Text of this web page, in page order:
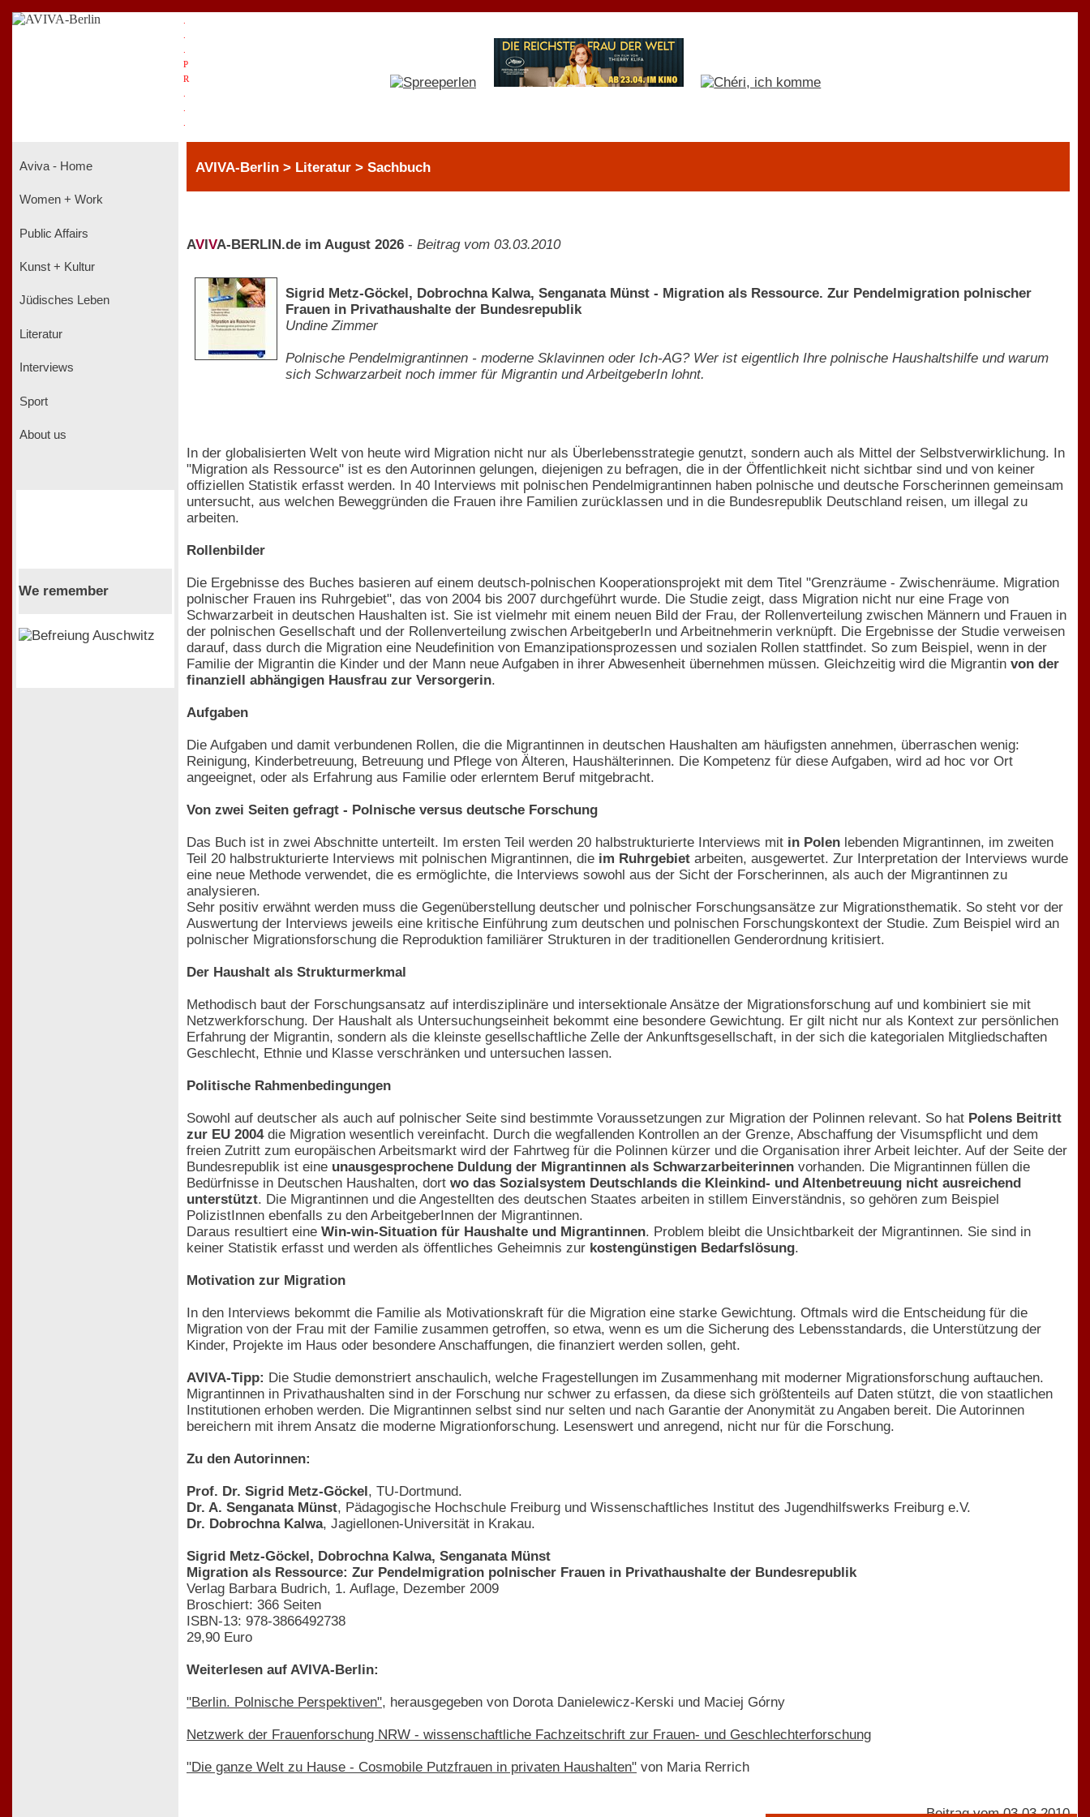
P
R
Aviva - Home
Women + Work
Public Affairs
Kunst + Kultur
Jüdisches Leben
Literatur
Interviews
Sport
About us
We remember
AVIVA-Berlin > Literatur > Sachbuch
AV VA-BERLIN.de im August 2026 - Beitrag vom 03.03.2010
Sigrid Metz-Göckel, Dobrochna Kalwa, Senganata Münst - Migration als Ressource. Zur Pendelmigration polnischer
Frauen in Privathaushalte der Bundesrepublik
Undine Zimmer
Polnische Pendelmigrantinnen - moderne Sklavinnen oder Ich-AG? Wer ist eigentlich Ihre polnische Haushaltshilfe und warum
sich Schwarzarbeit noch immer für Migrantin und ArbeitgeberIn lohnt.
In der globalisierten Welt von heute wird Migration nicht nur als Überlebensstrategie genutzt, sondern auch als Mittel der Selbstverwirklichung. In
"Migration als Ressource" ist es den Autorinnen gelungen, diejenigen zu befragen, die in der Öffentlichkeit nicht sichtbar sind und von keiner
offiziellen Statistik erfasst werden. In 40 Interviews mit polnischen Pendelmigrantinnen haben polnische und deutsche Forscherinnen gemeinsam
untersucht, aus welchen Beweggründen die Frauen ihre Familien zurücklassen und in die Bundesrepublik Deutschland reisen, um illegal zu
arbeiten.
Rollenbilder
Die Ergebnisse des Buches basieren auf einem deutsch-polnischen Kooperationsprojekt mit dem Titel "Grenzräume - Zwischenräume. Migration
polnischer Frauen ins Ruhrgebiet", das von 2004 bis 2007 durchgeführt wurde. Die Studie zeigt, dass Migration nicht nur eine Frage von
Schwarzarbeit in deutschen Haushalten ist. Sie ist vielmehr mit einem neuen Bild der Frau, der Rollenverteilung zwischen Männern und Frauen in
der polnischen Gesellschaft und der Rollenverteilung zwischen ArbeitgeberIn und Arbeitnehmerin verknüpft. Die Ergebnisse der Studie verweisen
darauf, dass durch die Migration eine Neudefinition von Emanzipationsprozessen und sozialen Rollen stattfindet. So zum Beispiel, wenn in der
Familie der Migrantin die Kinder und der Mann neue Aufgaben in ihrer Abwesenheit übernehmen müssen. Gleichzeitig wird die Migrantin von der
finanziell abhängigen Hausfrau zur Versorgerin.
Aufgaben
Die Aufgaben und damit verbundenen Rollen, die die Migrantinnen in deutschen Haushalten am häufigsten annehmen, überraschen wenig:
Reinigung, Kinderbetreuung, Betreuung und Pflege von Älteren, Haushälterinnen. Die Kompetenz für diese Aufgaben, wird ad hoc vor Ort
angeeignet, oder als Erfahrung aus Familie oder erlerntem Beruf mitgebracht.
Von zwei Seiten gefragt - Polnische versus deutsche Forschung
Das Buch ist in zwei Abschnitte unterteilt. Im ersten Teil werden 20 halbstrukturierte Interviews mit in Polen lebenden Migrantinnen, im zweiten
Teil 20 halbstrukturierte Interviews mit polnischen Migrantinnen, die im Ruhrgebiet arbeiten, ausgewertet. Zur Interpretation der Interviews wurde
eine neue Methode verwendet, die es ermöglichte, die Interviews sowohl aus der Sicht der Forscherinnen, als auch der Migrantinnen zu
analysieren.
Sehr positiv erwähnt werden muss die Gegenüberstellung deutscher und polnischer Forschungsansätze zur Migrationsthematik. So steht vor der
Auswertung der Interviews jeweils eine kritische Einführung zum deutschen und polnischen Forschungskontext der Studie. Zum Beispiel wird an
polnischer Migrationsforschung die Reproduktion familiärer Strukturen in der traditionellen Genderordnung kritisiert.
Der Haushalt als Strukturmerkmal
Methodisch baut der Forschungsansatz auf interdisziplinäre und intersektionale Ansätze der Migrationsforschung auf und kombiniert sie mit
Netzwerkforschung. Der Haushalt als Untersuchungseinheit bekommt eine besondere Gewichtung. Er gilt nicht nur als Kontext zur persönlichen
Erfahrung der Migrantin, sondern als die kleinste gesellschaftliche Zelle der Ankunftsgesellschaft, in der sich die kategorialen Mitgliedschaften
Geschlecht, Ethnie und Klasse verschränken und untersuchen lassen.
Politische Rahmenbedingungen
Sowohl auf deutscher als auch auf polnischer Seite sind bestimmte Voraussetzungen zur Migration der Polinnen relevant. So hat Polens Beitritt
zur EU 2004die Migration wesentlich vereinfacht. Durch die wegfallenden Kontrollen an der Grenze, Abschaffung der Visumspflicht und dem
freien Zutritt zum europäischen Arbeitsmarkt wird der Fahrtweg für die Polinnen kürzer und die Organisation ihrer Arbeit leichter. Auf der Seite der
Bundesrepublik ist eine unausgesprochene Duldung der Migrantinnen als Schwarzarbeiterinnen vorhanden. Die Migrantinnen füllen die
Bedürfnisse in Deutschen Haushalten, dort wo das Sozialsystem Deutschlands die Kleinkind- und Altenbetreuung nicht ausreichend
unterstützt. Die Migrantinnen und die Angestellten des deutschen Staates arbeiten in stillem Einverständnis, so gehören zum Beispiel
PolizistInnen ebenfalls zu den ArbeitgeberInnen der Migrantinnen.
Daraus resultiert eine Win-win-Situation für Haushalte und Migrantinnen. Problem bleibt die Unsichtbarkeit der Migrantinnen. Sie sind in
keiner Statistik erfasst und werden als öffentliches Geheimnis zur kostengünstigen Bedarfslösung.
Motivation zur Migration
In den Interviews bekommt die Familie als Motivationskraft für die Migration eine starke Gewichtung. Oftmals wird die Entscheidung für die
Migration von der Frau mit der Familie zusammen getroffen, so etwa, wenn es um die Sicherung des Lebensstandards, die Unterstützung der
Kinder, Projekte im Haus oder besondere Anschaffungen, die finanziert werden sollen, geht.
AVIVA-Tipp: Die Studie demonstriert anschaulich, welche Fragestellungen im Zusammenhang mit moderner Migrationsforschung auftauchen.
Migrantinnen in Privathaushalten sind in der Forschung nur schwer zu erfassen, da diese sich größtenteils auf Daten stützt, die von staatlichen
Institutionen erhoben werden. Die Migrantinnen selbst sind nur selten und nach Garantie der Anonymität zu Angaben bereit. Die Autorinnen
bereichern mit ihrem Ansatz die moderne Migrationforschung. Lesenswert und anregend, nicht nur für die Forschung.
Zu den Autorinnen:
Prof. Dr. Sigrid Metz-Göckel, TU-Dortmund.
Dr. A. Senganata Münst, Pädagogische Hochschule Freiburg und Wissenschaftliches Institut des Jugendhilfswerks Freiburg e.V.
Dr. Dobrochna Kalwa, Jagiellonen-Universität in Krakau.
Sigrid Metz-Göckel, Dobrochna Kalwa, Senganata Münst
Migration als Ressource: Zur Pendelmigration polnischer Frauen in Privathaushalte der Bundesrepublik
Verlag Barbara Budrich, 1. Auflage, Dezember 2009
Broschiert: 366 Seiten
ISBN-13: 978-3866492738
29,90 Euro
Weiterlesen auf AVIVA-Berlin:
"Berlin. Polnische Perspektiven", herausgegeben von Dorota Danielewicz-Kerski und Maciej Górny
Netzwerk der Frauenforschung NRW - wissenschaftliche Fachzeitschrift zur Frauen- und Geschlechterforschung
"Die ganze Welt zu Hause - Cosmobile Putzfrauen in privaten Haushalten" von Maria Rerrich
Beitrag vom 03.03.2010